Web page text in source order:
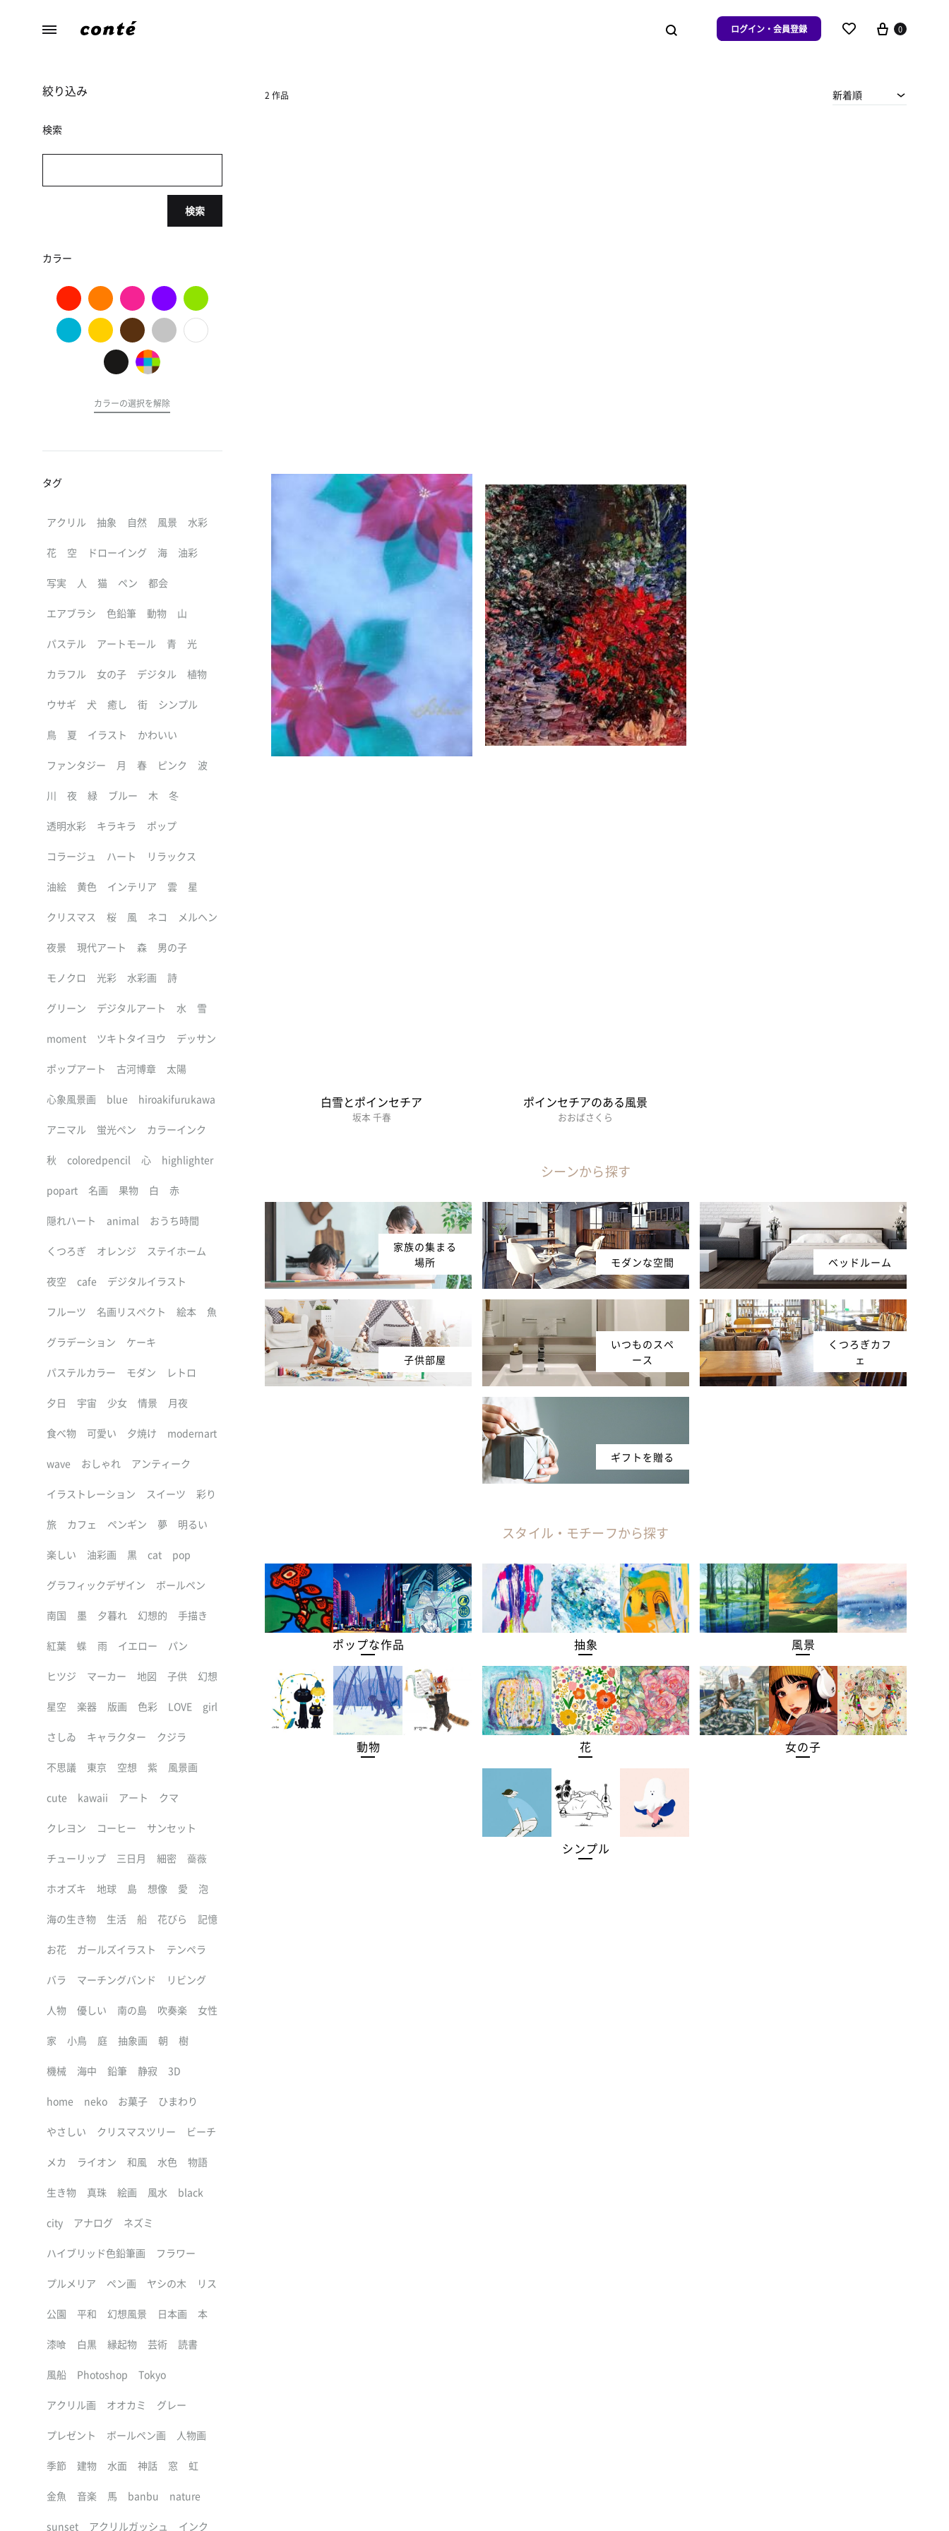
ら
た
の
ログイン・会員登録 0
2 作品 新着順
白雪とポインセチア
坂本 千春
ポインセチアのある風景
おおばさくら
シーンから探す
家族の集まる
場所
モダンな空間 ベッドルーム
子供部屋
いつものスペ
ース
くつろぎカフ
ェ
ギフトを贈る
スタイル・モチーフから探す
ポップな作品 抽象 風景
動物 花 女の子
シンプル
絞り込み
検索
検索
カラー
カラーの選択を解除
タグ
アクリル 抽象 自然 風景 水彩
花 空 ドローイング 海 油彩
写実 人 猫 ペン 都会
エアブラシ 色鉛筆 動物 山
パステル アートモール 青 光
カラフル 女の子 デジタル 植物
ウサギ 犬 癒し 街 シンプル
鳥 夏 イラスト かわいい
ファンタジー 月 春 ピンク 波
川 夜 緑 ブルー 木 冬
透明水彩 キラキラ ポップ
コラージュ ハート リラックス
油絵 黄色 インテリア 雲 星
クリスマス 桜 風 ネコ メルヘン
夜景 現代アート 森 男の子
モノクロ 光彩 水彩画 詩
グリーン デジタルアート 水 雪
moment ツキトタイヨウ デッサン
ポップアート 古河博章 太陽
心象風景画 blue hiroakifurukawa
アニマル 蛍光ペン カラーインク
秋 coloredpencil 心 highlighter
popart 名画 果物 白 赤
隠れハート animal おうち時間
くつろぎ オレンジ ステイホーム
夜空 cafe デジタルイラスト
フルーツ 名画リスペクト 絵本 魚
グラデーション ケーキ
パステルカラー モダン レトロ
夕日 宇宙 少女 情景 月夜
食べ物 可愛い 夕焼け modernart
wave おしゃれ アンティーク
イラストレーション スイーツ 彩り
旅 カフェ ペンギン 夢 明るい
楽しい 油彩画 黒 cat pop
グラフィックデザイン ボールペン
南国 墨 夕暮れ 幻想的 手描き
紅葉 蝶 雨 イエロー パン
ヒツジ マーカー 地図 子供 幻想
星空 楽器 版画 色彩 LOVE girl
さしゐ キャラクター クジラ
不思議 東京 空想 紫 風景画
cute kawaii アート クマ
クレヨン コーヒー サンセット
チューリップ 三日月 細密 薔薇
ホオズキ 地球 島 想像 愛 泡
海の生き物 生活 船 花びら 記憶
お花 ガールズイラスト テンペラ
バラ マーチングバンド リビング
人物 優しい 南の島 吹奏楽 女性
家 小鳥 庭 抽象画 朝 樹
機械 海中 鉛筆 静寂 3D
home neko お菓子 ひまわり
やさしい クリスマスツリー ビーチ
メカ ライオン 和風 水色 物語
生き物 真珠 絵画 風水 black
city アナログ ネズミ
ハイブリッド色鉛筆画 フラワー
プルメリア ペン画 ヤシの木 リス
公園 平和 幻想風景 日本画 本
漆喰 白黒 縁起物 芸術 読書
風船 Photoshop Tokyo
アクリル画 オオカミ グレー
プレゼント ボールペン画 人物画
季節 建物 水面 神話 窓 虹
金魚 音楽 馬 banbu nature
sunset アクリルガッシュ インク